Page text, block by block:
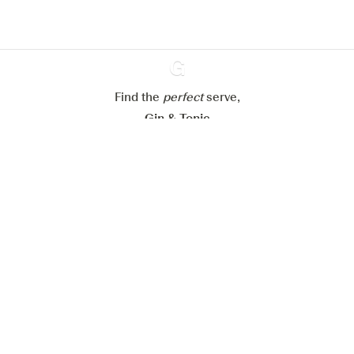
Ginventory
Find the perfectserve,
Gin & Tonic